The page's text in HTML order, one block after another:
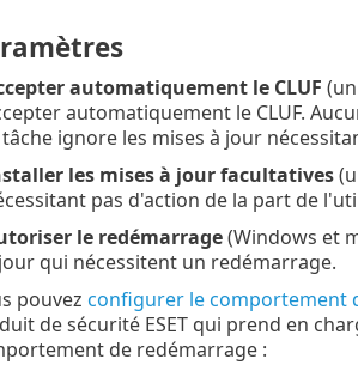
automatiquement le CLUF
automatiquement le CLUF.
ignore les mises à jour
les mises à jour facultatives
pas d'action de la part de
le redémarrage(Windows et
qui nécessitent un redémarrage.
pouvez configurer le comportement
de sécurité ESET qui prend en
de redémarrage :